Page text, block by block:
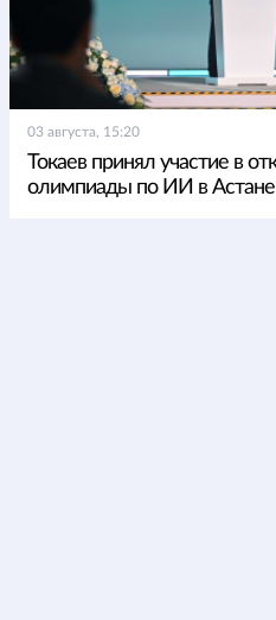
03 августа, 15:20
Токаев принял участие в
олимпиады по ИИ в Астане